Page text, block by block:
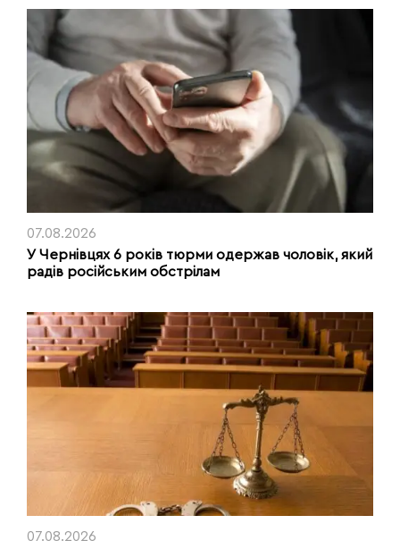
07.08.2026
У Чернівцях 6 років тюрми одержав чоловік, який
радів російським обстрілам
07.08.2026